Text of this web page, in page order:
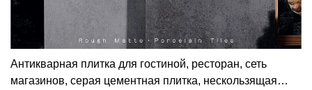
Антикварная плитка для гостиной, ресторан, сеть
магазинов, серая цементная плитка, нескользящая